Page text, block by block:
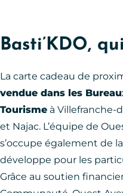
Basti’KDO,
La carte cadeau de
vendue dans les
Tourisme à Villefranche-
et Najac. L’équipe de
s’occupe également de
développe pour les
Grâce au soutien